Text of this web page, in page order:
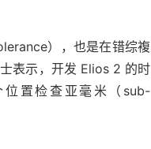
），也是在错综複
表示，开发 Elios 2 的时
置检查亚毫米（sub-